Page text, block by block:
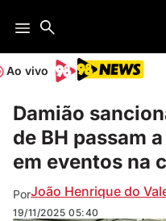
Ao vivo
Damião
de BH passam
em eventos na
PorJoão Henrique do
19/11/2025 05:40